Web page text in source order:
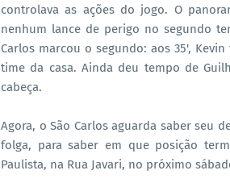
controlava as ações do jogo. O
nenhum lance de perigo no segundo
Carlos marcou o segundo: aos 35',
time da casa. Ainda deu tempo de
cabeça.
Agora, o São Carlos aguarda saber seu
folga, para saber em que posição
Paulista, na Rua Javari, no próximo